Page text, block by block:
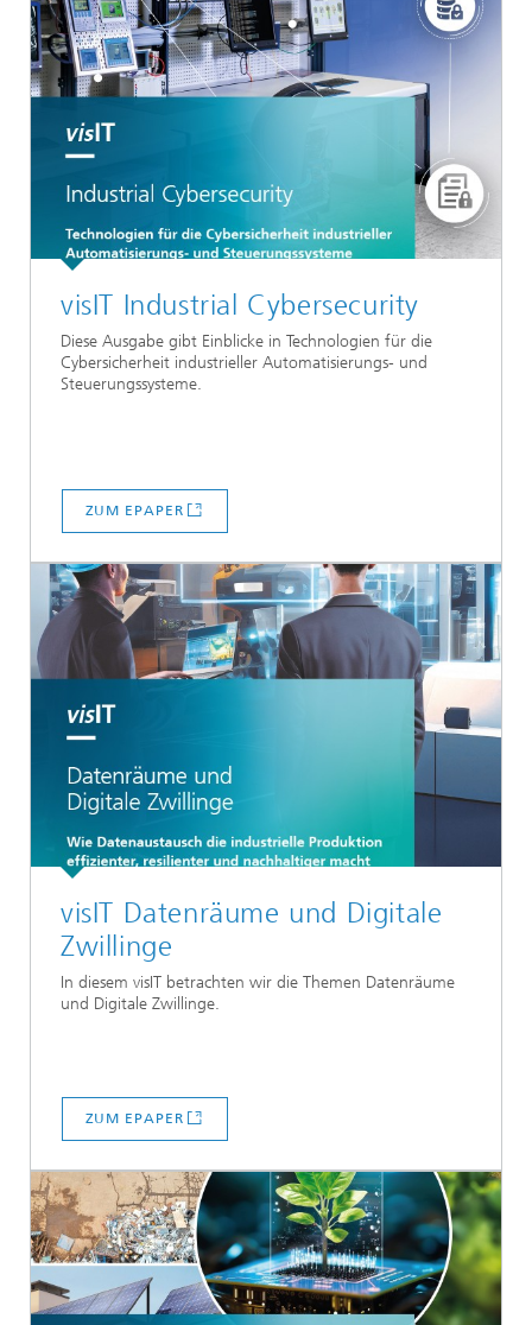
visIT Industrial Cybersecurity
Diese Ausgabe gibt Einblicke in Technologien für die
Cybersicherheit industrieller Automatisierungs- und
Steuerungssysteme.
ZUM EPAPER
visIT Datenräume und Digitale
Zwillinge
In diesem visIT betrachten wir die Themen Datenräume
und Digitale Zwillinge.
ZUM EPAPER